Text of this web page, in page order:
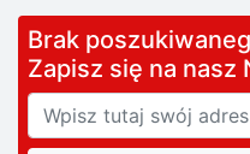
Brak
Zapisz się na nasz